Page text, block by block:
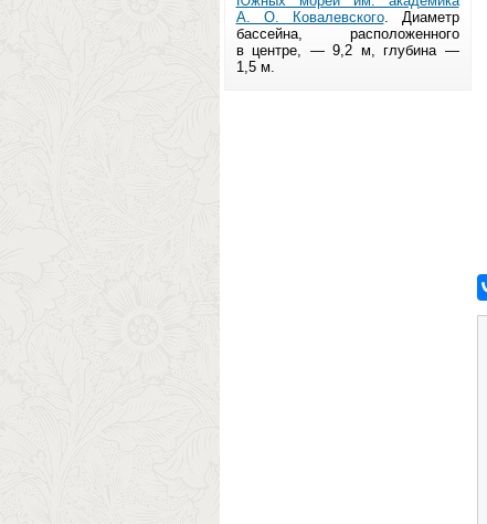
А. О. Ковалевского. Диаметр
бассейна, расположенного
в центре, — 9,2 м, глубина —
1,5 м.